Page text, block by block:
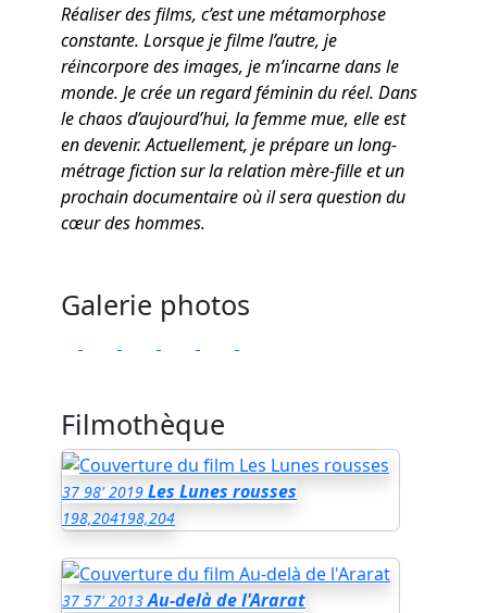
Réaliser des films, c’est une métamorphose
constante. Lorsque je filme l’autre, je
réincorpore des images, je m’incarne dans le
monde. Je crée un regard féminin du réel. Dans
le chaos d’aujourd’hui, la femme mue, elle est
en devenir. Actuellement, je prépare un long-
métrage fiction sur la relation mère-fille et un
prochain documentaire où il sera question du
cœur des hommes.
Galerie photos
Filmothèque
37 98' 2019 Les Lunes rousses
198,204198,204
37 57' 2013 Au-delà de l'Ararat